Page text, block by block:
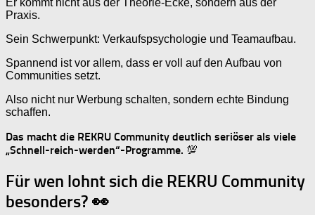
Er kommt nicht aus der Theorie-Ecke, sondern aus der
Praxis.
Sein Schwerpunkt: Verkaufspsychologie und Teamaufbau.
Spannend ist vor allem, dass er voll auf den Aufbau von
Communities setzt.
Also nicht nur Werbung schalten, sondern echte Bindung
schaffen.
Das macht die REKRU Community deutlich seriöser als viele
„Schnell-reich-werden“-Programme. 💯
Für wen lohnt sich die REKRU Community
besonders? 👀